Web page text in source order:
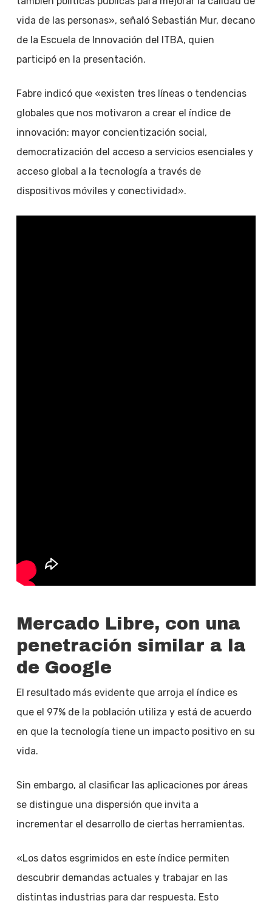
vida de las personas», señaló Sebastián Mur, decano
de la Escuela de Innovación del ITBA, quien
participó en la presentación.
Fabre indicó que «existen tres líneas o tendencias
globales que nos motivaron a crear el índice de
innovación: mayor concientización social,
democratización del acceso a servicios esenciales y
acceso global a la tecnología a través de
dispositivos móviles y conectividad».
Mercado Libre, con una
penetración similar a la
de Google
El resultado más evidente que arroja el índice es
que el 97% de la población utiliza y está de acuerdo
en que la tecnología tiene un impacto positivo en su
vida.
Sin embargo, al clasificar las aplicaciones por áreas
se distingue una dispersión que invita a
incrementar el desarrollo de ciertas herramientas.
«Los datos esgrimidos en este índice permiten
descubrir demandas actuales y trabajar en las
distintas industrias para dar respuesta. Esto